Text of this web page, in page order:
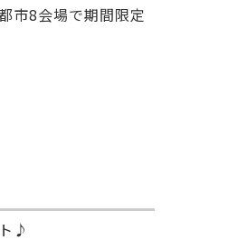
市8会場で期間限定
♪